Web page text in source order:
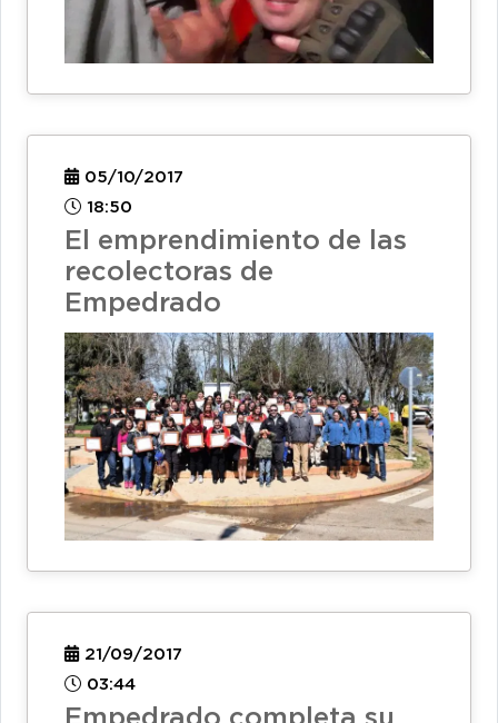
05/10/2017
18:50
El emprendimiento de las
recolectoras de
Empedrado
21/09/2017
03:44